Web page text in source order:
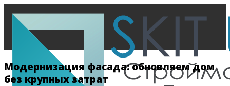
Модернизация фасада: обновляем дом
без крупных затрат